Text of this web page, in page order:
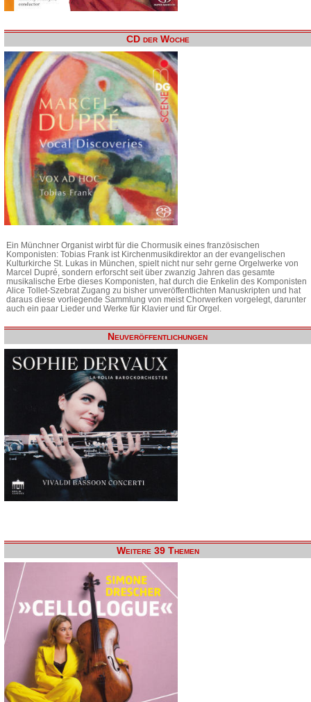
CD der Woche
Ein Münchner Organist wirbt für die Chormusik eines französischen
Komponisten: Tobias Frank ist Kirchenmusikdirektor an der evangelischen
Kulturkirche St. Lukas in München, spielt nicht nur sehr gerne Orgelwerke von
Marcel Dupré, sondern erforscht seit über zwanzig Jahren das gesamte
musikalische Erbe dieses Komponisten, hat durch die Enkelin des Komponisten
Alice Tollet-Szebrat Zugang zu bisher unveröffentlichten Manuskripten und hat
daraus diese vorliegende Sammlung von meist Chorwerken vorgelegt, darunter
auch ein paar Lieder und Werke für Klavier und für Orgel.
Neuveröffentlichungen
Weitere 39 Themen